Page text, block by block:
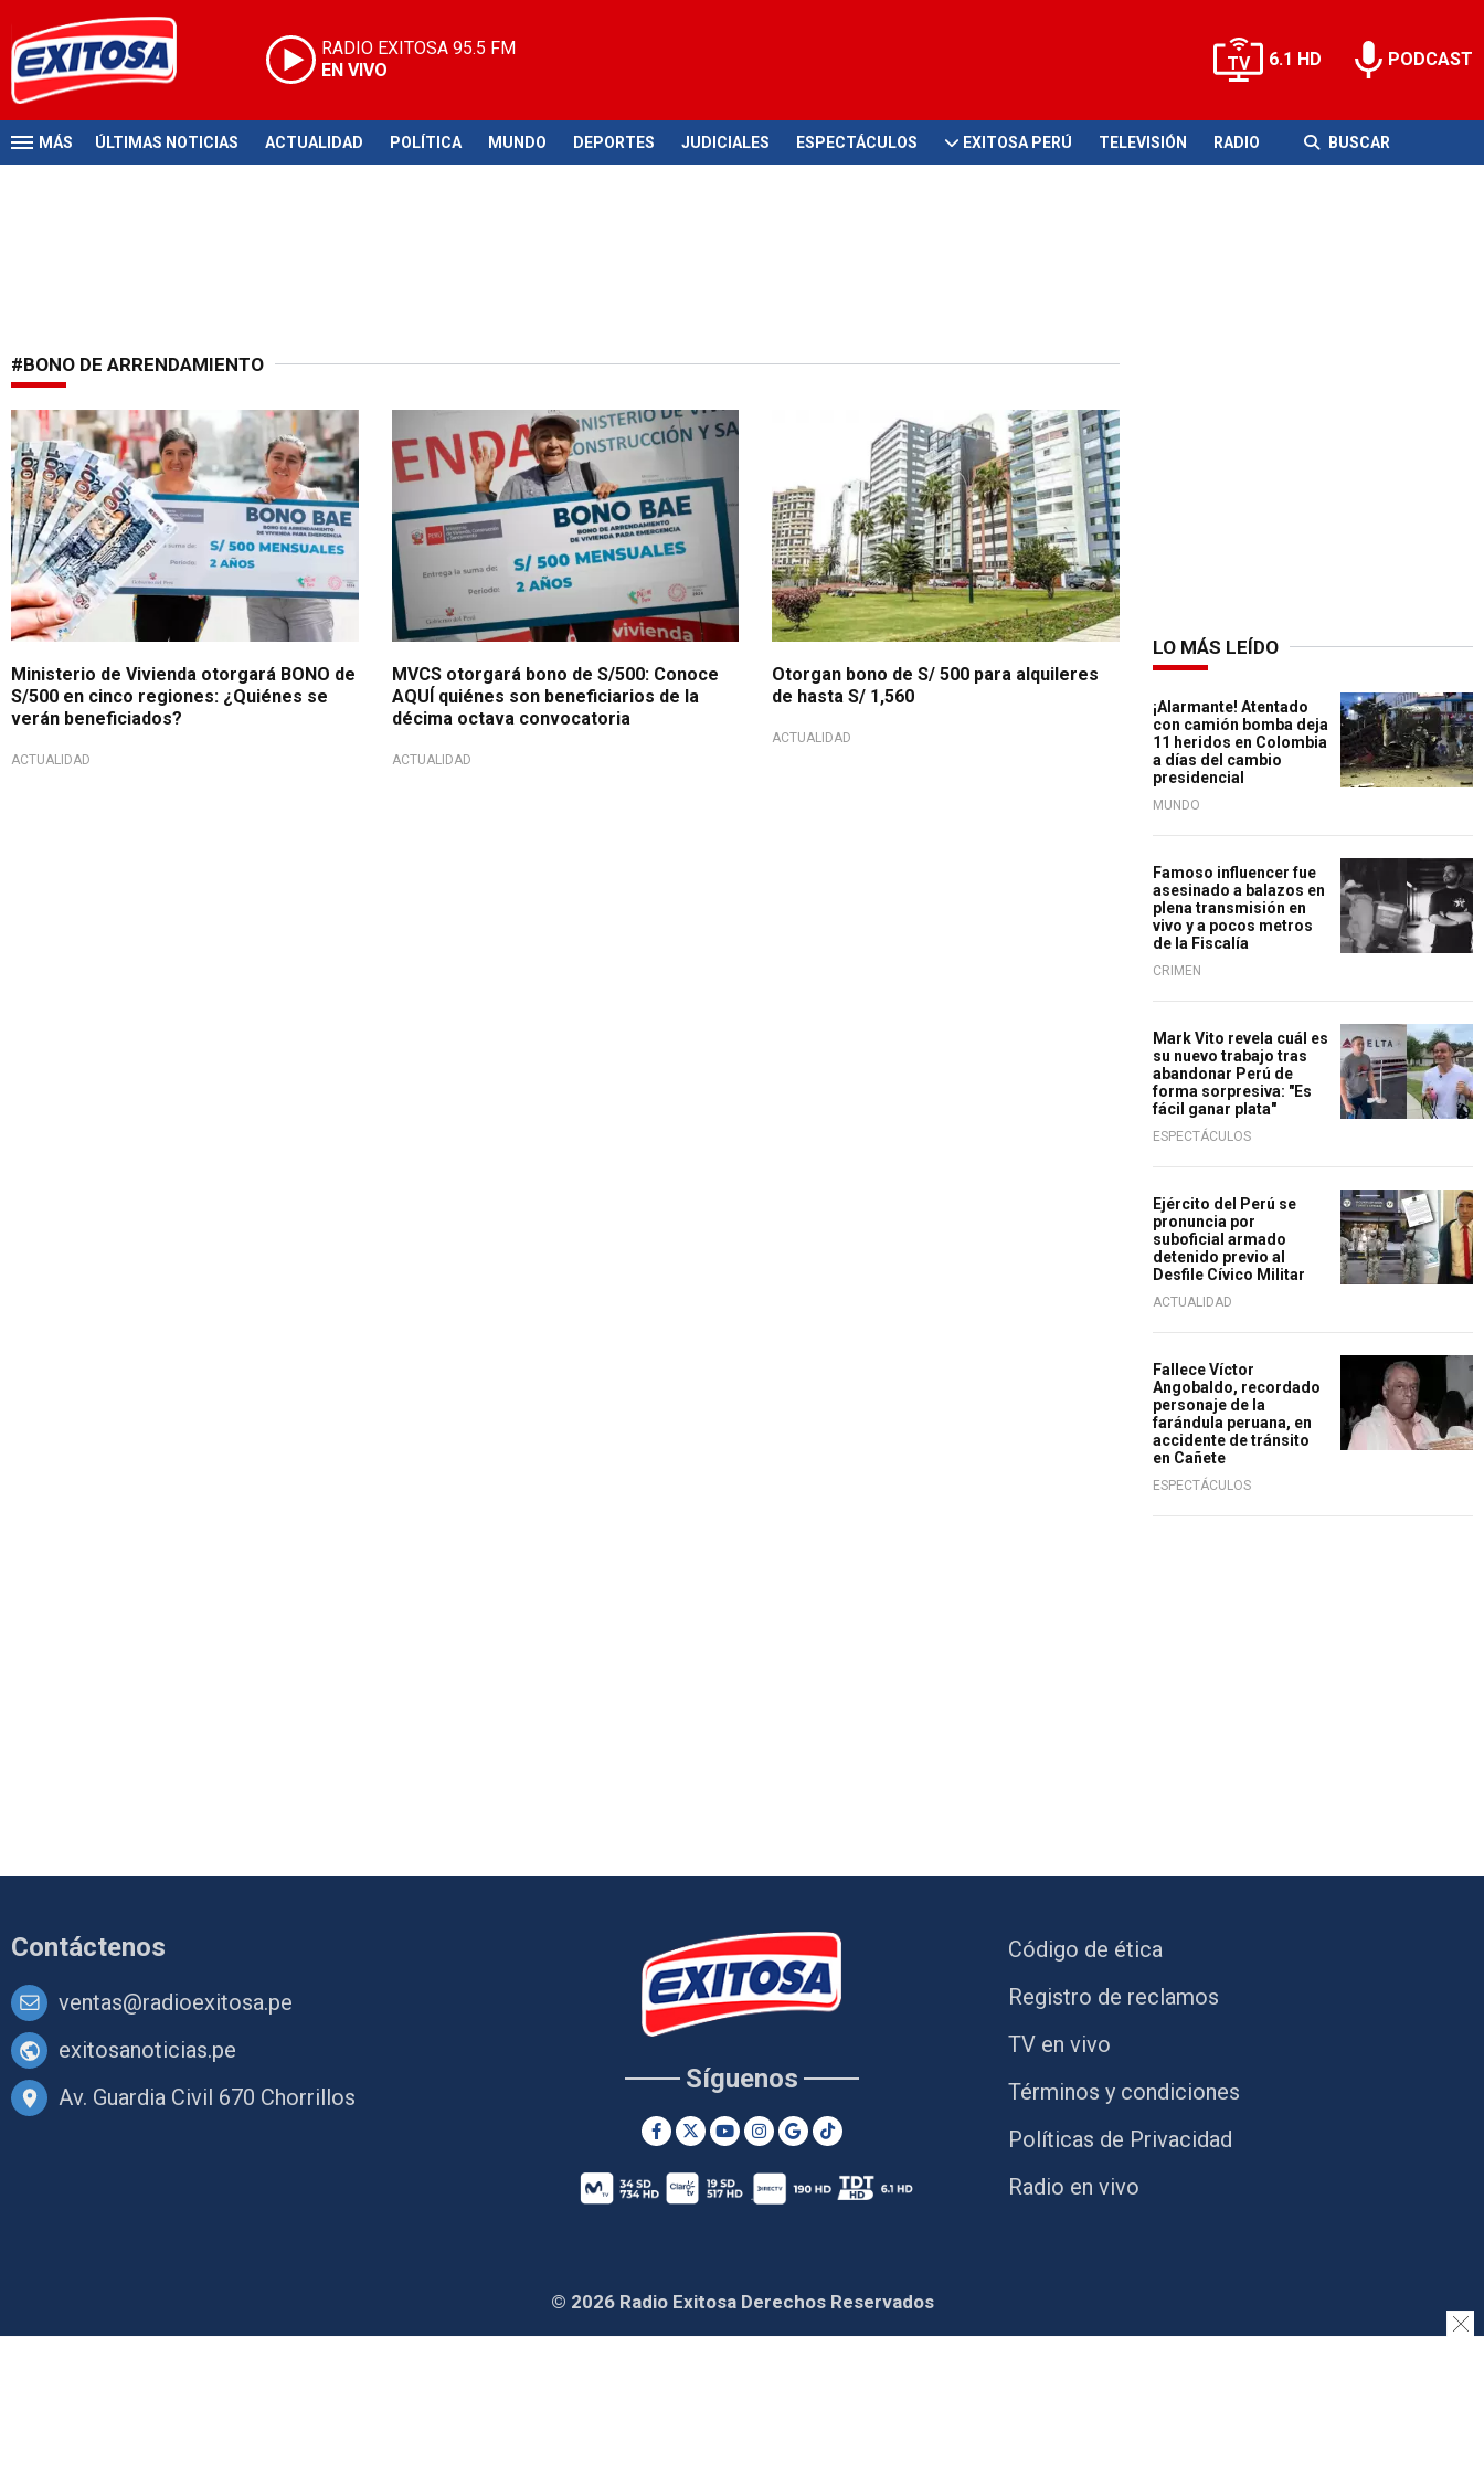
RADIO EXITOSA 95.5 FM
EN VIVO
6.1 HD PODCAST
MÁS ÚLTIMAS NOTICIAS ACTUALIDAD POLÍTICA MUNDO DEPORTES JUDICIALES ESPECTÁCULOS EXITOSA PERÚ TELEVISIÓN RADIO BUSCAR
#BONO DE ARRENDAMIENTO
Apoyo económico
Ministerio de Vivienda otorgará BONO de
S/500 en cinco regiones: ¿Quiénes se
verán beneficiados?
ACTUALIDAD
Subsidio del Estado
MVCS otorgará bono de S/500: Conoce
AQUÍ quiénes son beneficiarios de la
décima octava convocatoria
ACTUALIDAD
Otorgan bono de S/ 500 para alquileres
de hasta S/ 1,560
ACTUALIDAD
LO MÁS LEÍDO
¡Alarmante! Atentado
con camión bomba deja
11 heridos en Colombia
a días del cambio
presidencial
MUNDO
Famoso influencer fue
asesinado a balazos en
plena transmisión en
vivo y a pocos metros
de la Fiscalía
CRIMEN
Mark Vito revela cuál es
su nuevo trabajo tras
abandonar Perú de
forma sorpresiva: "Es
fácil ganar plata"
ESPECTÁCULOS
Ejército del Perú se
pronuncia por
suboficial armado
detenido previo al
Desfile Cívico Militar
ACTUALIDAD
Fallece Víctor
Angobaldo, recordado
personaje de la
farándula peruana, en
accidente de tránsito
en Cañete
ESPECTÁCULOS
Contáctenos
ventas@radioexitosa.pe
exitosanoticias.pe
Av. Guardia Civil 670 Chorrillos
Síguenos
Código de ética
Registro de reclamos
TV en vivo
Términos y condiciones
Políticas de Privacidad
Radio en vivo
© 2026 Radio Exitosa Derechos Reservados